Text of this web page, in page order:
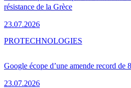
résistance de la Grèce
23.07.2026
Google écope d’une amende record de
23.07.2026
PROTECHNOLOGIES